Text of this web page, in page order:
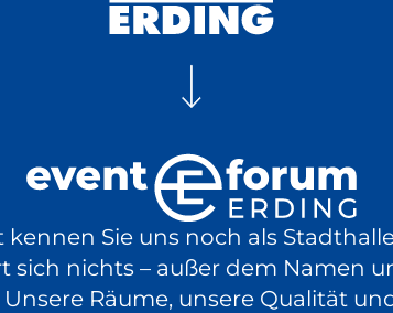
Luksan Wunder
WTFM100, NULL
Comedy EventPlus
23.10.
2026
20:00 Uhr ab 29,50 €
kennen Sie uns noch als
sich nichts – außer dem Namen
Räume, unsere Qualität